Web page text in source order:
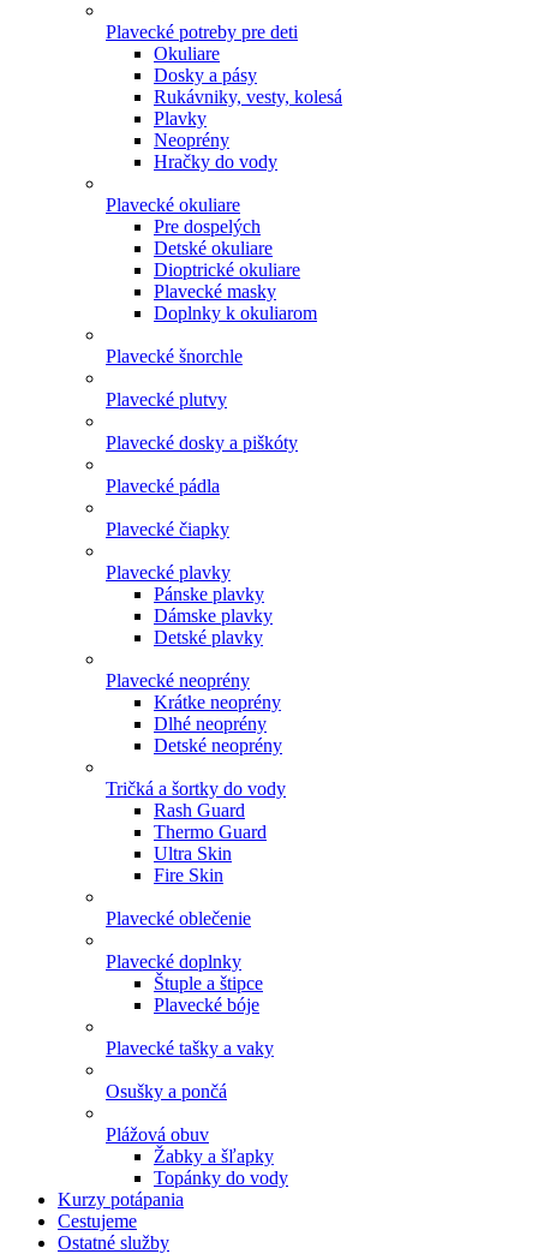
Plavecké potreby pre deti
Okuliare
Dosky a pásy
Rukávniky, vesty, kolesá
Plavky
Neoprény
Hračky do vody
Plavecké okuliare
Pre dospelých
Detské okuliare
Dioptrické okuliare
Plavecké masky
Doplnky k okuliarom
Plavecké šnorchle
Plavecké plutvy
Plavecké dosky a piškóty
Plavecké pádla
Plavecké čiapky
Plavecké plavky
Pánske plavky
Dámske plavky
Detské plavky
Plavecké neoprény
Krátke neoprény
Dlhé neoprény
Detské neoprény
Tričká a šortky do vody
Rash Guard
Thermo Guard
Ultra Skin
Fire Skin
Plavecké oblečenie
Plavecké doplnky
Štuple a štipce
Plavecké bóje
Plavecké tašky a vaky
Osušky a pončá
Plážová obuv
Žabky a šľapky
Topánky do vody
Kurzy potápania
Cestujeme
Ostatné služby